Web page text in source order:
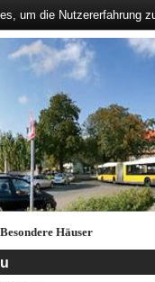
Besondere Häuser
um die Nutzererfahrung